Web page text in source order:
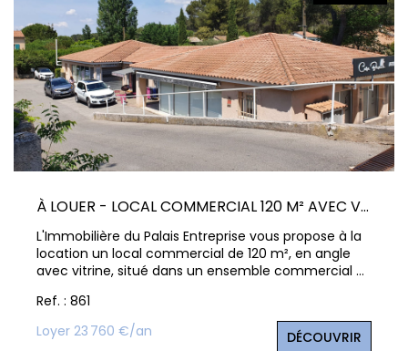
À LOUER - LOCAL COMMERCIAL 120 M² AVEC VITRINE ET PARKINGS
L'Immobilière du Palais Entreprise vous propose à la
location un local commercial de 120 m², en angle
avec vitrine, situé dans un ensemble commercial à
est divisible en deux espaces : 50 m², 70 m² Plusieurs
places de stationnement disponibles devant le
local. Idéal pour commerce, profession libérale ou
Ref. : 861
Loyer 23 760 €/an
DÉCOUVRIR